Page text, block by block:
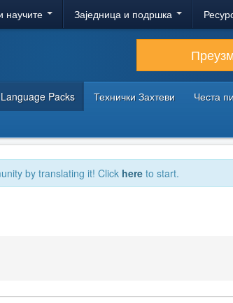
научите Заједница и подршка
Language Packs Технички Захтеви Честа
by translating it! Click here to start.